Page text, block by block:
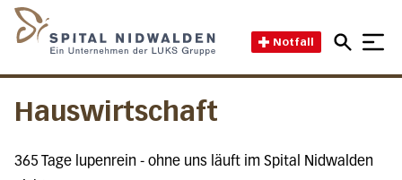
Notfall
Hauswirtschaft
365 Tage lupenrein - ohne uns läuft im Spital Nidwalden